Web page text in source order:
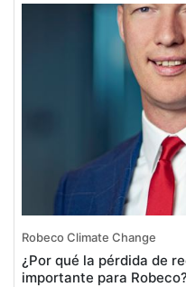
Robeco Climate Change
¿Por qué la pérdida de
importante para